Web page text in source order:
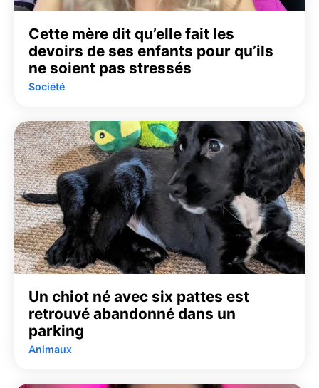
Cette mère dit qu’elle fait les
devoirs de ses enfants pour qu’ils
ne soient pas stressés
Société
Un chiot né avec six pattes est
retrouvé abandonné dans un
parking
Animaux